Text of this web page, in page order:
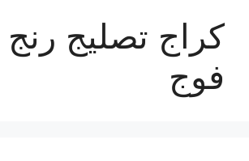
كراج تصليج رنج
فوج